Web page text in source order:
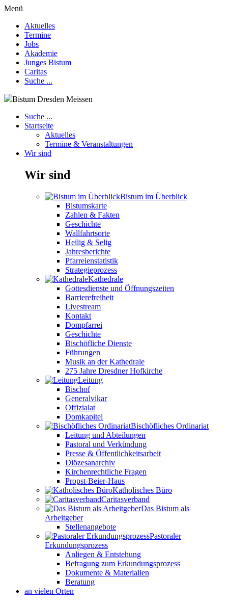
Menü
Aktuelles
Termine
Jobs
Akademie
Junges Bistum
Caritas
Suche ...
Bistum Dresden Meissen
Suche ...
Startseite
Aktuelles
Termine & Veranstaltungen
Wir sind
Wir sind
Bistum im Überblick
Bistumskarte
Zahlen & Fakten
Geschichte
Wallfahrtsorte
Heilig & Selig
Jahresberichte
Pfarreienstatistik
Strategieprozess
Kathedrale
Gottesdienste und Öffnungszeiten
Barrierefreiheit
Livestream
Kontakt
Dompfarrei
Geschichte
Bischöfliche Dienste
Führungen
Musik an der Kathedrale
275 Jahre Dresdner Hofkirche
Leitung
Bischof
Generalvikar
Offizialat
Domkapitel
Bischöfliches Ordinariat
Leitung und Abteilungen
Pastoral und Verkündung
Presse & Öffentlichkeitsarbeit
Diözesanarchiv
Kirchenrechtliche Fragen
Propst-Beier-Haus
Katholisches Büro
Caritasverband
Das Bistum als
Arbeitgeber
Stellenangebote
Pastoraler
Erkundungsprozess
Anliegen & Entstehung
Befragung zum Erkundungsprozess
Dokumente & Materialien
Beratung
an vielen Orten